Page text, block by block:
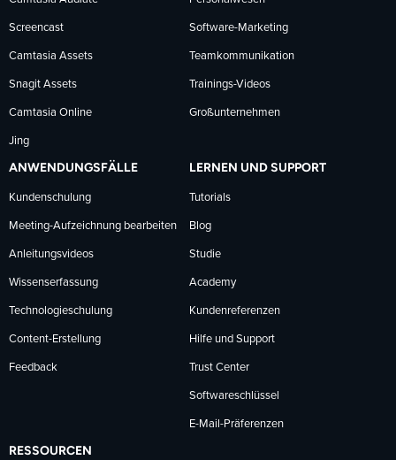
Screencast
Camtasia Assets
Snagit Assets
Camtasia Online
Jing
Software-Marketing
Teamkommunikation
Trainings-Videos
Großunternehmen
ANWENDUNGSFÄLLE
Kundenschulung
Meeting-Aufzeichnung bearbeiten
Anleitungsvideos
Wissenserfassung
Technologieschulung
Content-Erstellung
Feedback
LERNEN UND SUPPORT
Tutorials
Blog
Studie
Academy
Kundenreferenzen
Hilfe und Support
Trust Center
Softwareschlüssel
E-Mail-Präferenzen
RESSOURCEN